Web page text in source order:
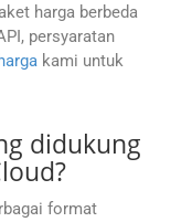
harga berbeda
persyaratan
harga kami untuk
didukung
format